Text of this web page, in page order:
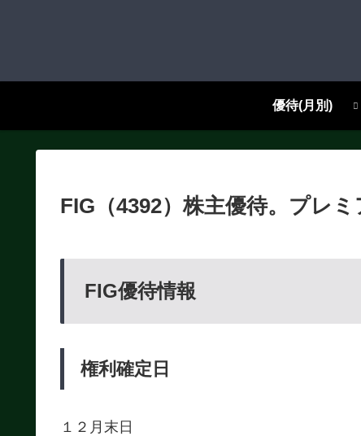
優待(月別)
FIG（4392）株主優待。プレ
FIG優待情報
権利確定日
１２月末日